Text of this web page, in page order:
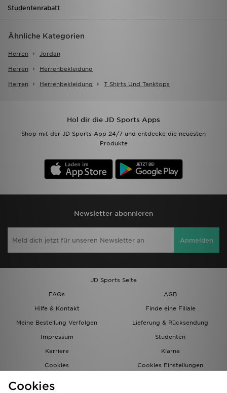
Studentenrabatt
Ähnliche Kategorien
Herren Jordan
Herren Herrenbekleidung
Herren Herrenbekleidung T Shirts Und Tanktops
Hol dir die JD Sports Apps
Shop mit der JD Sports App 24/7 und entdecke die neuesten
Produkte
Newsletter abonnieren
Anmelden
JD Sports Seite
FAQs
AGB
Hilfe & Kontakt
Finde eine Filiale
Meine Bestellung Verfolgen
Lieferung & Rücksendung
Impressum
Studenten
Karriere
Klarna
Cookies
Cookies Einstellungen
Cookies